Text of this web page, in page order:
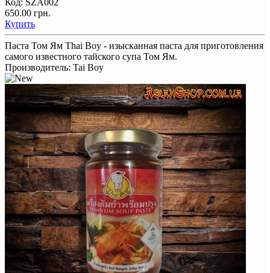
Код: SZA002
650.00 грн.
Купить
Паста Том Ям Thai Boy - изысканная паста для приготовления
самого известного тайского супа Том Ям.
Производитель: Tai Boy